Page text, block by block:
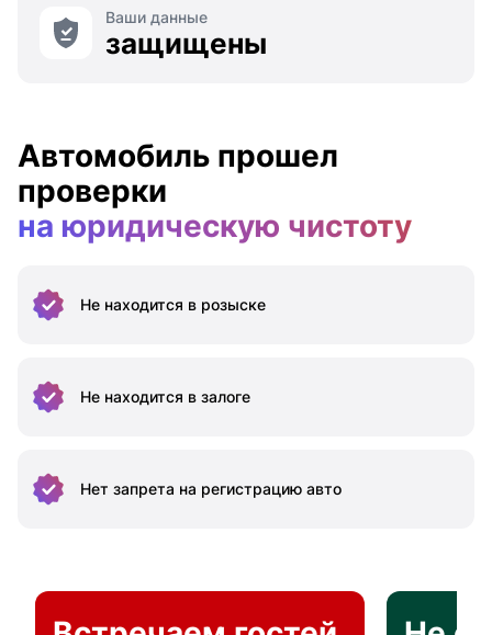
Ваши данные
защищены
Автомобиль прошел
проверки
на юридическую чистоту
Не находится в розыске
Не находится в залоге
Нет запрета на регистрацию авто